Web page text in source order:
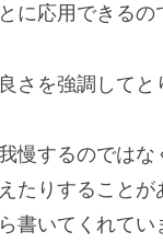
に応用できるの
さを強調して
慢するのでは
たりすること
書いてくれてい